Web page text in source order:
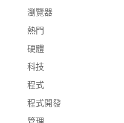
瀏覽器
熱門
硬體
科技
程式
程式開發